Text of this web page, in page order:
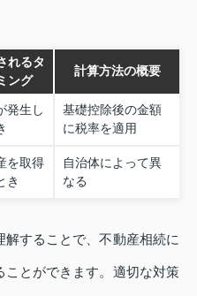
れるタ
ング
計算方法の概要
発生し
基礎控除後の金額
に税率を適用
を取得
き
自治体によって異
なる
することで、不動産相続に
とができます。適切な対策